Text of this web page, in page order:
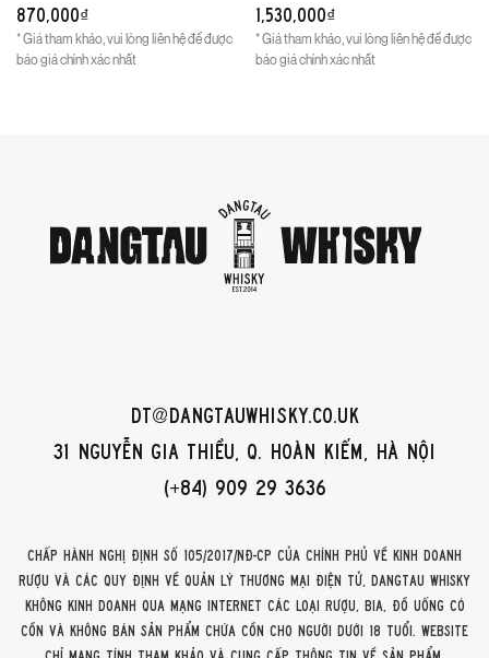
870,000₫
* Giá tham khảo, vui lòng liên hệ để được
báo giá chính xác nhất
1,530,000₫
* Giá tham khảo, vui lòng liên hệ để được
báo giá chính xác nhất
dt@dangtauwhisky.co.uk
31 Nguyễn Gia Thiều, Q. Hoàn Kiếm, Hà Nội
(+84) 909 29 3636
Chấp hành Nghị định số 105/2017/NĐ-CP của Chính phủ về kinh doanh
rượu và các quy định về quản lý thương mại điện tử, DangTau Whisky
không kinh doanh qua mạng internet các loại rượu, bia, đồ uống có
cồn và không bán sản phẩm chứa cồn cho người dưới 18 tuổi. Website